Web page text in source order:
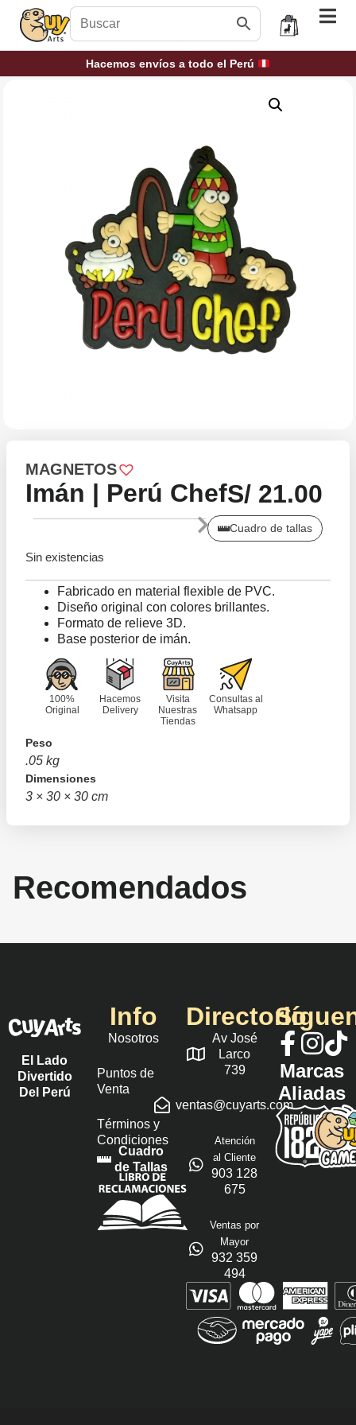
Hacemos envíos a todo el Perú
MAGNETOS
Imán | Perú ChefS/ 21.00
Cuadro de tallas
Sin existencias
Fabricado en material flexible de PVC.
Diseño original con colores brillantes.
Formato de relieve 3D.
Base posterior de imán.
100%
Original
Hacemos
Delivery
Visita
Nuestras
Tiendas
Consultas al
Whatsapp
Peso
.05 kg
Dimensiones
3 × 30 × 30 cm
Recomendados
El Lado
Divertido
Del Perú
Info
Nosotros
Puntos de
Venta
Términos y
Condiciones
Cuadro
de Tallas
Directorio
Av José
Larco
739
ventas@cuyarts.com
Atención
al Cliente
903 128
675
Ventas por
Mayor
932 359
494
Marcas
Aliadas